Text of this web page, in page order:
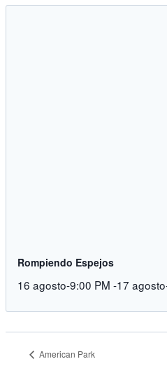
Rompiendo Espejos
16 agosto-9:00 PM -17
American Park